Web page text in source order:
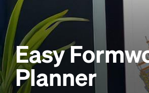
Easy
Planner